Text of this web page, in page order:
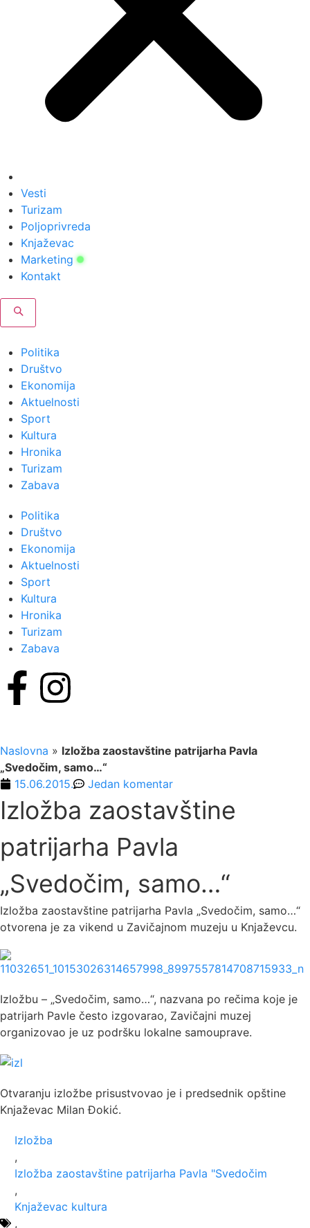
Vesti
Turizam
Poljoprivreda
Knjaževac
Marketing
Kontakt
Politika
Društvo
Ekonomija
Aktuelnosti
Sport
Kultura
Hronika
Turizam
Zabava
Politika
Društvo
Ekonomija
Aktuelnosti
Sport
Kultura
Hronika
Turizam
Zabava
Naslovna » Izložba zaostavštine patrijarha Pavla
„Svedočim, samo…“
15.06.2015.
Jedan komentar
Izložba zaostavštine
patrijarha Pavla
„Svedočim, samo…“
Izložba zaostavštine patrijarha Pavla „Svedočim, samo…“
otvorena je za vikend u Zavičajnom muzeju u Knjaževcu.
Izložbu – „Svedočim, samo…“, nazvana po rečima koje je
patrijarh Pavle često izgovarao, Zavičajni muzej
organizovao je uz podršku lokalne samouprave.
Otvaranju izložbe prisustvovao je i predsednik opštine
Knjaževac Milan Đokić.
Izložba
,
Izložba zaostavštine patrijarha Pavla "Svedočim
,
Knjaževac kultura
,